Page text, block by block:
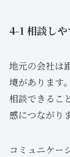
4-1 相談し
地元の会社は
境があります
相談できるこ
感につながり
コミュニケー